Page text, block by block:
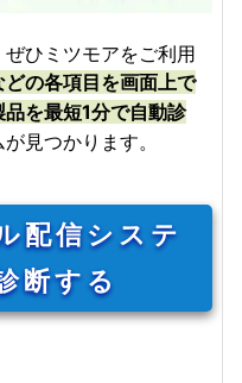
ひミツモアをご利用
の各項目を画面上で
を最短1分で自動診
見つかります。
配信システ
断する